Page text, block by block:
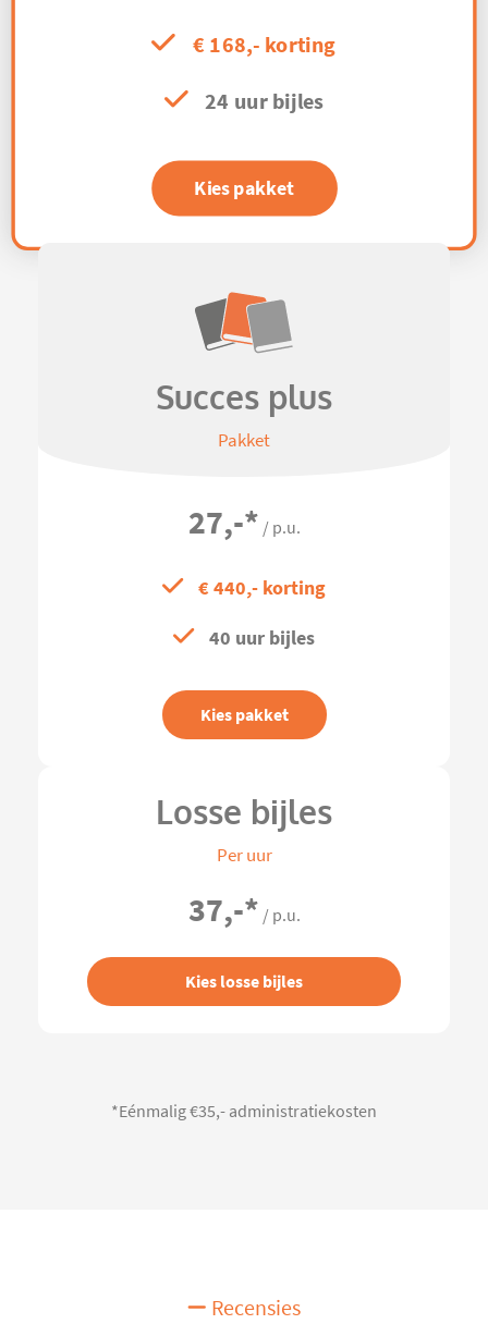
€ 168,- korting
24 uur bijles
Kies pakket
Succes plus
Pakket
27,-* / p.u.
€ 440,- korting
40 uur bijles
Kies pakket
Losse bijles
Per uur
37,-* / p.u.
Kies losse bijles
*Eénmalig €35,- administratiekosten
Recensies